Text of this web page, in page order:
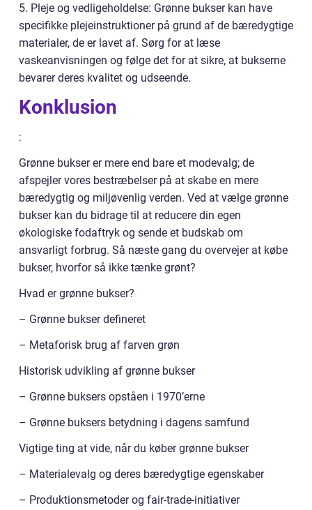
5. Pleje og vedligeholdelse: Grønne bukser kan have
specifikke plejeinstruktioner på grund af de bæredygtige
materialer, de er lavet af. Sørg for at læse
vaskeanvisningen og følge det for at sikre, at bukserne
bevarer deres kvalitet og udseende.
Konklusion
:
Grønne bukser er mere end bare et modevalg; de
afspejler vores bestræbelser på at skabe en mere
bæredygtig og miljøvenlig verden. Ved at vælge grønne
bukser kan du bidrage til at reducere din egen
økologiske fodaftryk og sende et budskab om
ansvarligt forbrug. Så næste gang du overvejer at købe
bukser, hvorfor så ikke tænke grønt?
Hvad er grønne bukser?
– Grønne bukser defineret
– Metaforisk brug af farven grøn
Historisk udvikling af grønne bukser
– Grønne buksers opståen i 1970’erne
– Grønne buksers betydning i dagens samfund
Vigtige ting at vide, når du køber grønne bukser
– Materialevalg og deres bæredygtige egenskaber
– Produktionsmetoder og fair-trade-initiativer